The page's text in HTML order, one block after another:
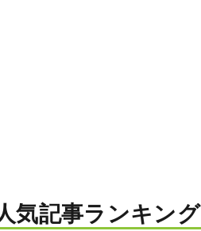
気記事ランキング